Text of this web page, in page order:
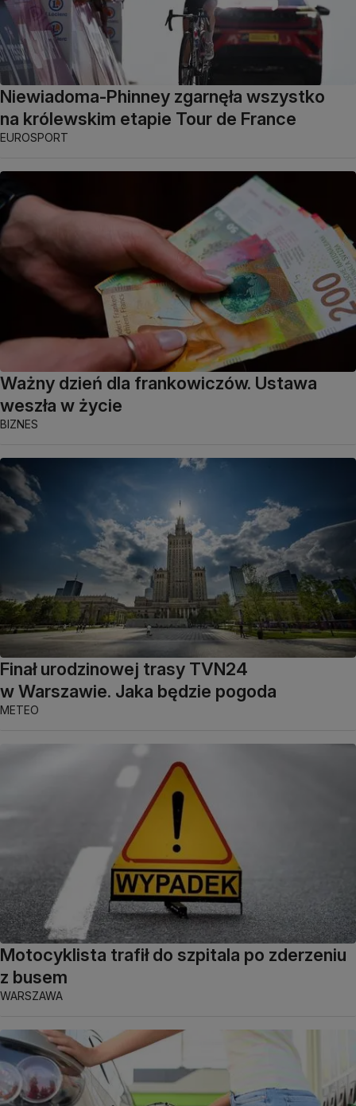
Niewiadoma-Phinney zgarnęła wszystko
na królewskim etapie Tour de France
EUROSPORT
Ważny dzień dla frankowiczów. Ustawa
weszła w życie
BIZNES
Finał urodzinowej trasy TVN24
w Warszawie. Jaka będzie pogoda
METEO
Motocyklista trafił do szpitala po zderzeniu
z busem
WARSZAWA